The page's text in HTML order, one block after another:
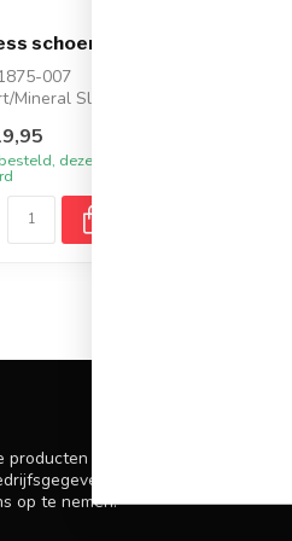
schoenen
007
Mineral Slate
dezelfde
of je aankoop, zorg er
antwoorden op
op te nemen.